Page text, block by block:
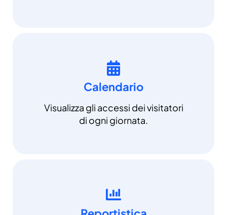
Calendario
Visualizza gli accessi dei visitatori
di ogni giornata.